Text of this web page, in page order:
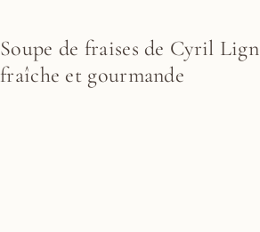
Soupe de fraises de Cyril
fraîche et gourmande